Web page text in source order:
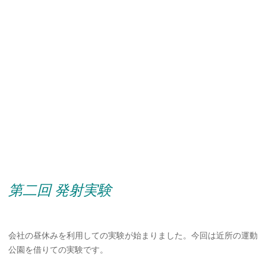
第二回 発射実験
会社の昼休みを利用しての実験が始まりました。今回は近所の運動
公園を借りての実験です。